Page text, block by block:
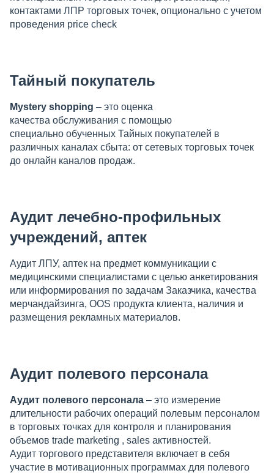
контактами ЛПР торговых точек, опционально с учетом
проведения price check
Тайный покупатель
Mystery shopping – это оценка
качества обслуживания с помощью
специально обученных Тайных покупателей в
различных каналах сбыта: от сетевых торговых точек
до онлайн каналов продаж.
Аудит лечебно-профильных
учреждений, аптек
Аудит ЛПУ, аптек на предмет коммуникации с
медицинскими специалистами с целью анкетирования
или информирования по задачам Заказчика, качества
мерчандайзинга, OOS продукта клиента, наличия и
размещения рекламных материалов.
Аудит полевого персонала
Аудит полевого персонала – это измерение
длительности рабочих операций полевым персоналом
в торговых точках для контроля и планирования
объемов trade marketing , sales активностей.
Аудит торгового представителя включает в себя
участие в мотивационных программах для полевого